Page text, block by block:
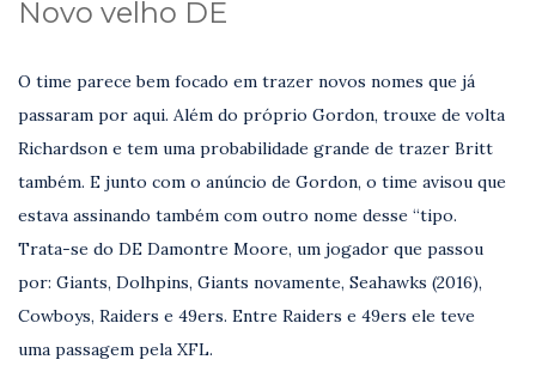
Novo velho DE
O time parece bem focado em trazer novos nomes que já
passaram por aqui. Além do próprio Gordon, trouxe de volta
Richardson e tem uma probabilidade grande de trazer Britt
também. E junto com o anúncio de Gordon, o time avisou que
estava assinando também com outro nome desse “tipo.
Trata-se do DE Damontre Moore, um jogador que passou
por: Giants, Dolhpins, Giants novamente, Seahawks (2016),
Cowboys, Raiders e 49ers. Entre Raiders e 49ers ele teve
uma passagem pela XFL.